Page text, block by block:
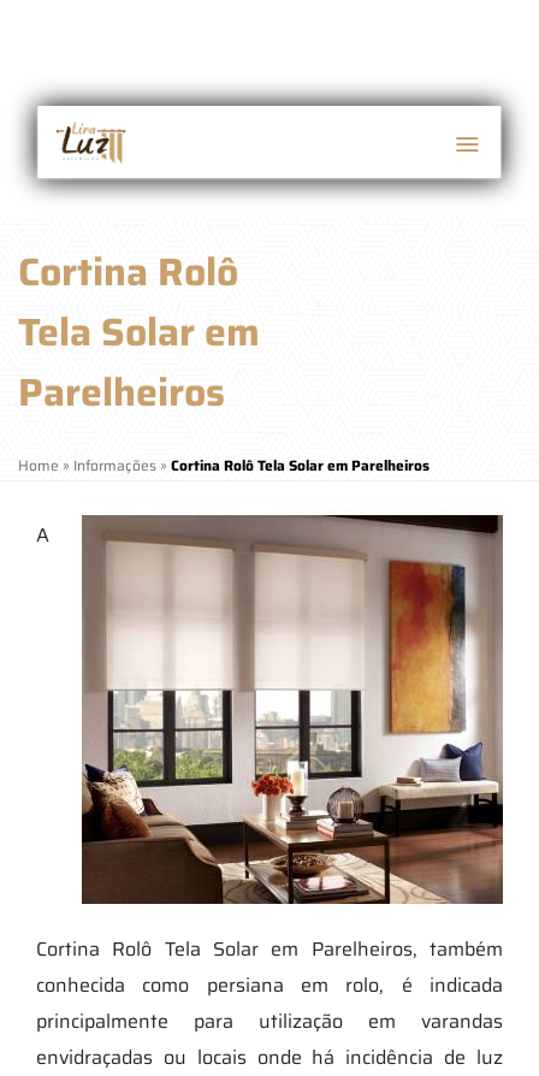
Cortina Rolô
Tela Solar em
Parelheiros
Home » Informações » Cortina Rolô Tela Solar em Parelheiros
A
Cortina Rolô Tela Solar em Parelheiros, também
conhecida como persiana em rolo, é indicada
principalmente para utilização em varandas
envidraçadas ou locais onde há incidência de luz